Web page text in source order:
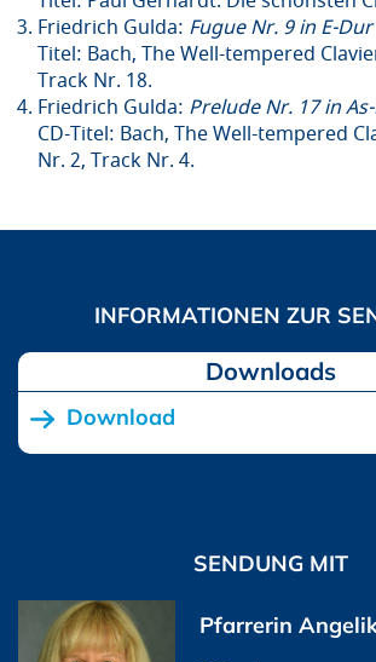
Friedrich Gulda: Fugue Nr. 9 in E-Dur
Titel: Bach, The Well-tempered
Track Nr. 18.
Friedrich Gulda: Prelude Nr. 17 in
CD-Titel: Bach, The Well-tempered
Nr. 2, Track Nr. 4.
Downloads
Download
SENDUNG MIT
Pfarrerin